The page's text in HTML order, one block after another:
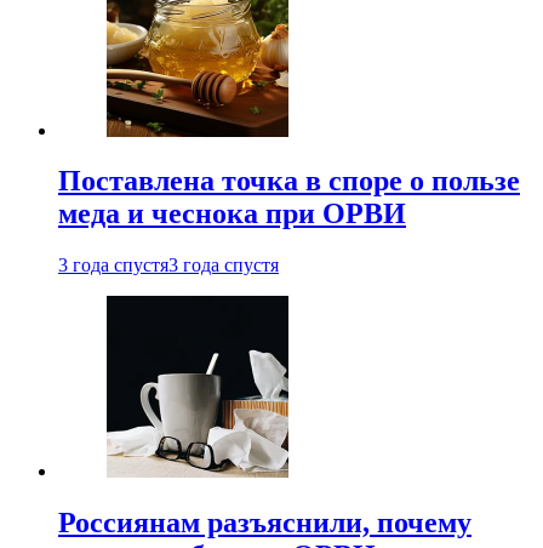
Поставлена точка в споре о пользе
меда и чеснока при ОРВИ
3 года спустя3 года спустя
Россиянам разъяснили, почему